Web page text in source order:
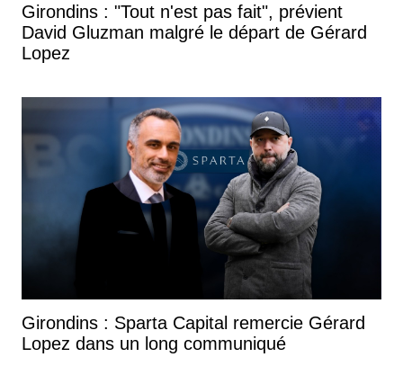
Girondins : "Tout n'est pas fait", prévient
David Gluzman malgré le départ de Gérard
Lopez
Girondins : Sparta Capital remercie Gérard
Lopez dans un long communiqué